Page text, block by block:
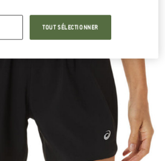
TOUT SÉLECTIONNER